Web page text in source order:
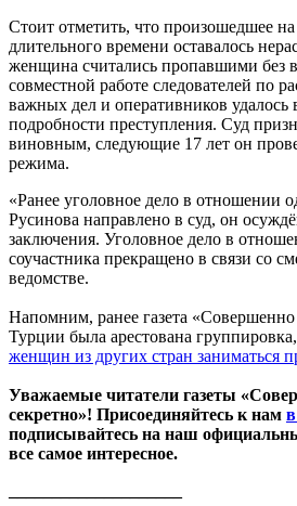
Стоит отметить, что произошедшее
длительного времени оставалось
женщина считались пропавшими без
совместной работе следователей по
важных дел и оперативников удалось
подробности преступления. Суд
виновным, следующие 17 лет он
режима.
«Ранее уголовное дело в отношении
Русинова направлено в суд, он
заключения. Уголовное дело в
соучастника прекращено в связи со
ведомстве.
Напомним, ранее газета «Совершенно
Турции была арестована группировка,
женщин из других стран заниматься
Уважаемые читатели газеты
секретно»! Присоединяйтесь к нам
подписывайтесь на наш
все самое интересное.